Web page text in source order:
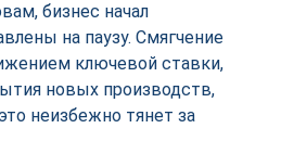
бизнес начал
на паузу. Смягчение
ключевой ставки,
новых производств,
неизбежно тянет за